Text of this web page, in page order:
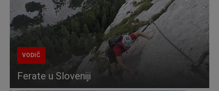
VODIČ
Ferate u Sloveniji